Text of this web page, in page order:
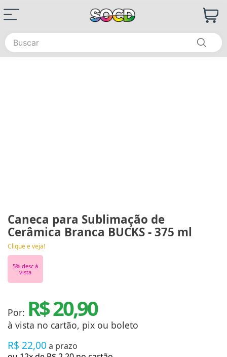
Buscar
Caneca para Sublimação de
Cerâmica Branca BUCKS - 375 ml
Clique e veja!
5% desc à
vista
Por: R$ 20,90
à vista no cartão, pix ou boleto
R$ 22,00 a prazo